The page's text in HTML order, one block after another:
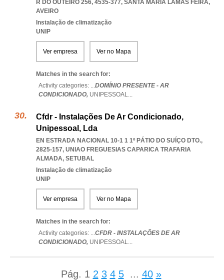
R DO OUTEIRO 256, 4535-377, SANTA MARIA LAMAS FEIRA,
AVEIRO
Instalação de climatização
UNIP
Ver empresa Ver no Mapa
Matches in the search for:
Activity categories: ...DOMÍNIO PRESENTE - AR
CONDICIONADO, UNIPESSOAL...
Cfdr - Instalações De Ar Condicionado,
Unipessoal, Lda
EN ESTRADA NACIONAL 10-1 1 1º PÁTIO DO SUÍÇO DTO.,
2825-157, UNIAO FREGUESIAS CAPARICA TRAFARIA
ALMADA, SETUBAL
Instalação de climatização
UNIP
Ver empresa Ver no Mapa
Matches in the search for:
Activity categories: ...CFDR - INSTALAÇÕES DE AR
CONDICIONADO, UNIPESSOAL...
Pág. 1 2 3 4 5 ... 40 »